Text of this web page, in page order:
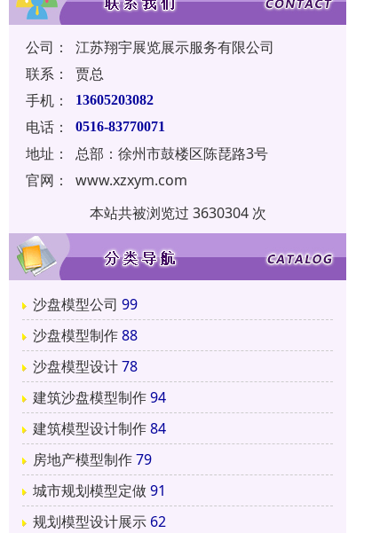
公司：
江苏翔宇展览展示服务有限公司
联系：
贾总
手机：
13605203082
电话： 0516-83770071
地址：
总部：徐州市鼓楼区陈琵路3号
官网：
www.xzxym.com
本站共被浏览过 3630304 次
沙盘模型公司 99
沙盘模型制作88
沙盘模型设计78
建筑沙盘模型制作94
建筑模型设计制作84
房地产模型制作79
城市规划模型定做91
规划模型设计展示 62